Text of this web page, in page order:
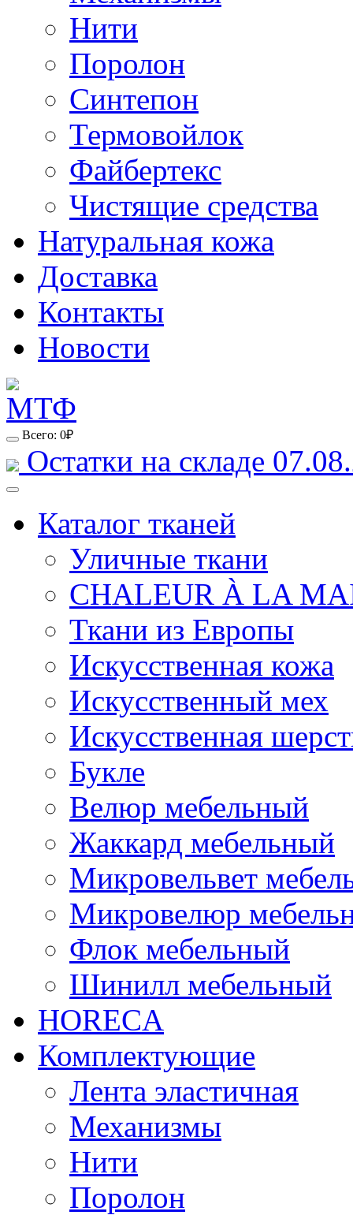
Нити
Поролон
Синтепон
Термовойлок
Файбертекс
Чистящие средства
Натуральная кожа
Доставка
Контакты
Новости
Всего: 0₽
Остатки на складе
Каталог тканей
Уличные ткани
CHALEUR À LA
Ткани из Европы
Искусственная кожа
Искусственный мех
Искусственная
Букле
Велюр мебельный
Жаккард мебельный
Микровельвет
Микровелюр
Флок мебельный
Шинилл мебельный
HORECA
Комплектующие
Лента эластичная
Механизмы
Нити
Поролон